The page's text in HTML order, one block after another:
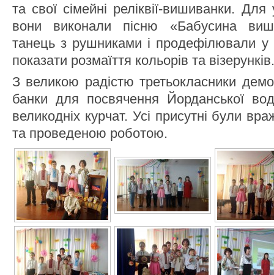
та свої сімейні реліквії-вишиванки.
вони виконали пісню «Бабусина
танець з рушниками і продефілювали
показати розмаїття кольорів та візерунків.
З великою радістю третьокласники
банки для посвячення Йорданської
великодніх курчат. Усі присутні були
та проведеною роботою.